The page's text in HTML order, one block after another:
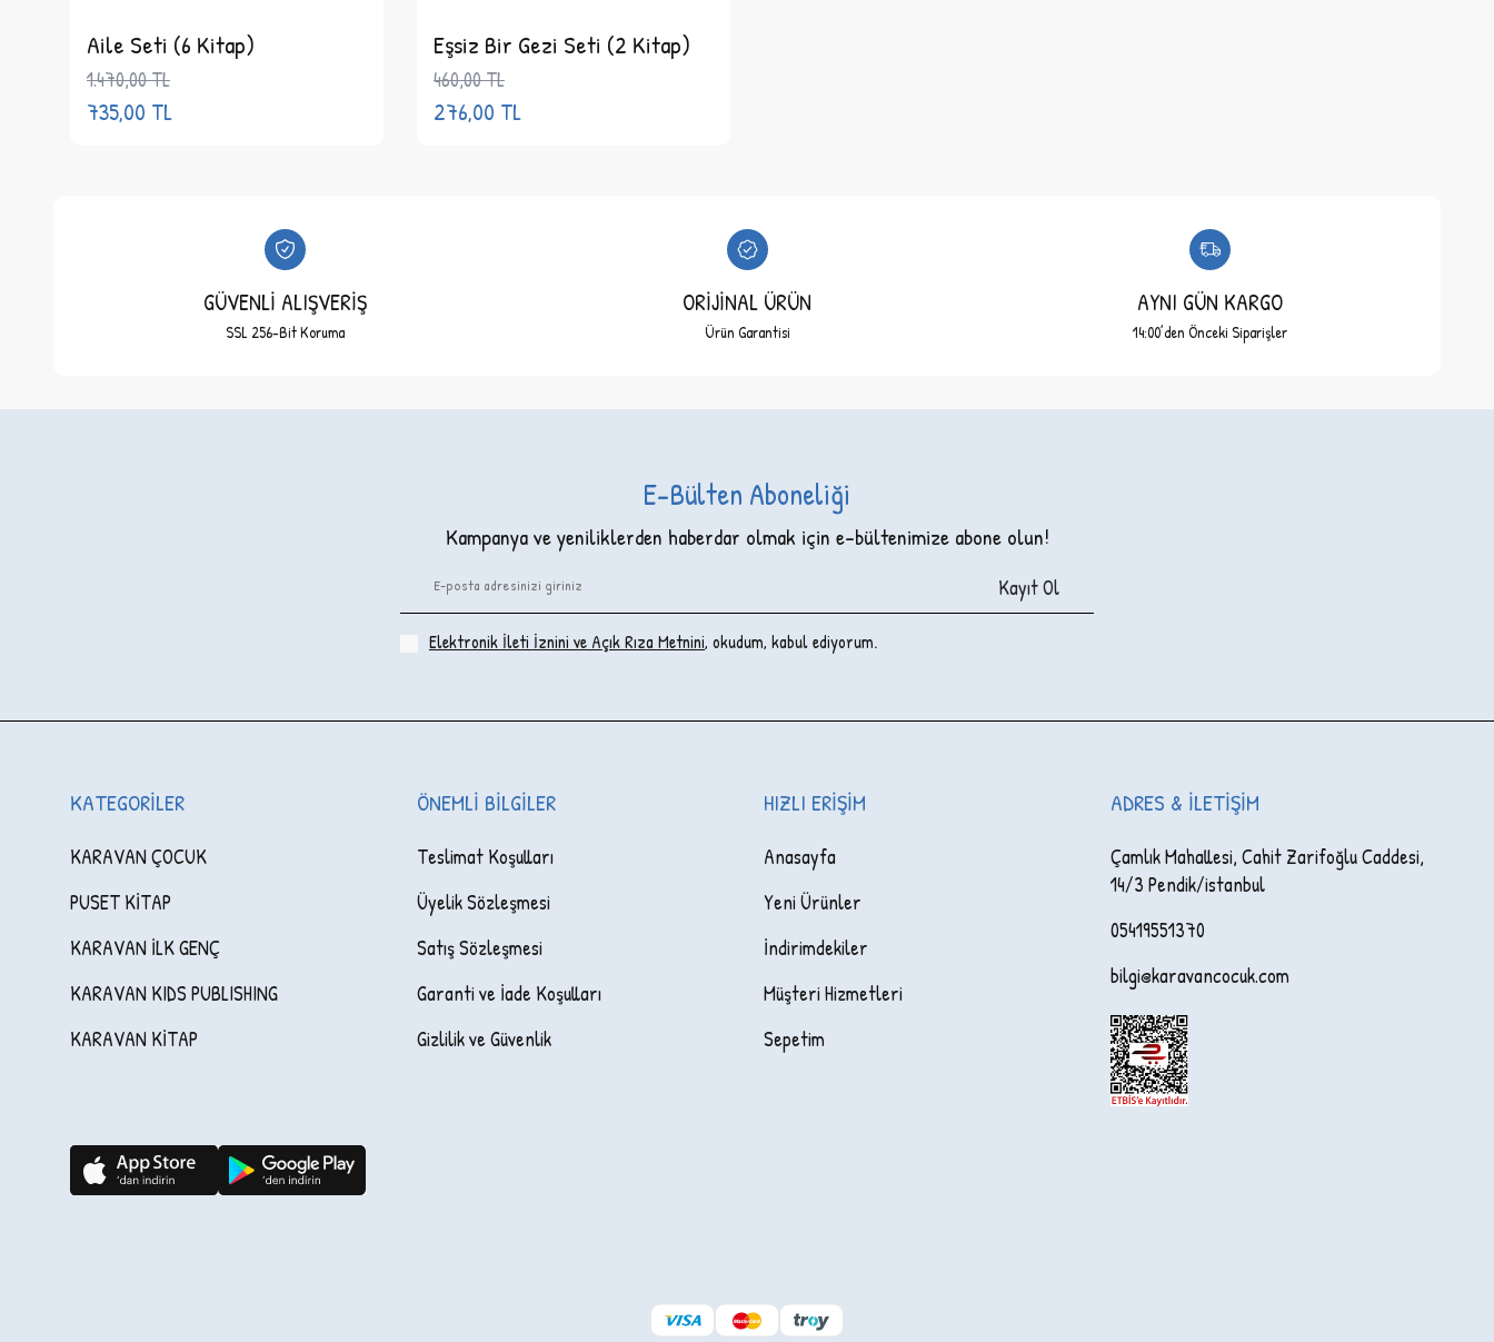
Aile Seti (6 Kitap)
1.470,00TL
735,00 TL
Eşsiz Bir Gezi Seti (2 Kitap)
460,00TL
276,00 TL
GÜVENLİ ALIŞVERİŞ
SSL 256-Bit Koruma
ORİJİNAL ÜRÜN
Ürün Garantisi
AYNI GÜN KARGO
14:00’den Önceki Siparişler
E-Bülten Aboneliği
Kampanya ve yeniliklerden haberdar olmak için e-bültenimize abone olun!
Kayıt Ol
Elektronik İleti İzni‌ni ve Açık Rıza Metni‌ni, okudum, kabul ediyorum.
KATEGORILER
KARAVAN ÇOCUK
PUSET KİTAP
KARAVAN İLK GENÇ
KARAVAN KIDS PUBLISHING
KARAVAN KİTAP
ÖNEMLI BILGILER
Teslimat Koşulları
Üyelik Sözleşmesi
Satış Sözleşmesi
Garanti ve İade Koşulları
Gizlilik ve Güvenlik
HIZLI ERIŞIM
Anasayfa
Yeni Ürünler
İndirimdekiler
Müşteri Hizmetleri
Sepetim
ADRES & İLETIŞIM
Çamlık Mahallesi, Cahit Zarifoğlu Caddesi,
14/3 Pendik/istanbul
05419551370
bilgi@karavancocuk.com